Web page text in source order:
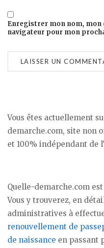
Enregistrer mon nom, mon
navigateur pour mon
Vous êtes actuellement
demarche.com, site non
et 100% indépendant
Quelle-demarche.com
Vous y trouverez, en
administratives à
renouvellement de
de naissance en passant